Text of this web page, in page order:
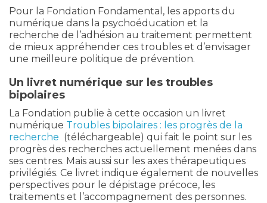
Pour la Fondation Fondamental, les apports du
numérique dans la psychoéducation et la
recherche de l’adhésion au traitement permettent
de mieux appréhender ces troubles et d’envisager
une meilleure politique de prévention.
Un livret numérique sur les troubles
bipolaires
La Fondation publie à cette occasion un livret
numérique Troubles bipolaires : les progrès de la
recherche (téléchargeable) qui fait le point sur les
progrès des recherches actuellement menées dans
ses centres. Mais aussi sur les axes thérapeutiques
privilégiés. Ce livret indique également de nouvelles
perspectives pour le dépistage précoce, les
traitements et l’accompagnement des personnes.